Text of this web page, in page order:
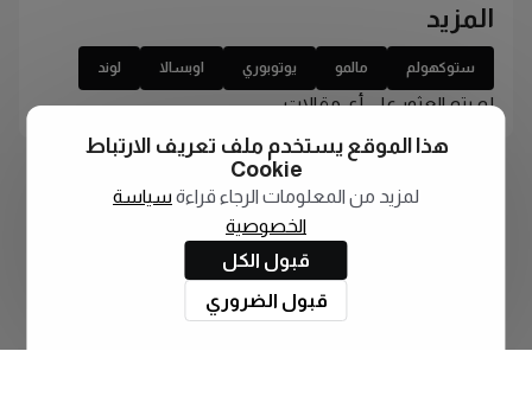
المزيد
ستوكهولم مالمو يوتوبوري اوبسالا لوند
لم يتم العثور على أي مقالات
هذا الموقع يستخدم ملف تعريف الارتباط
Cookie
لمزيد من المعلومات الرجاء قراءة سياسة
الخصوصية
قبول الكل
قبول الضروري